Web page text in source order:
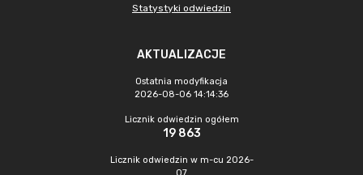
Statystyki odwiedzin
AKTUALIZACJE
Ostatnia modyfikacja
2026-08-06 14:14:36
Licznik odwiedzin ogółem
19 863
Licznik odwiedzin w m-cu 2026-